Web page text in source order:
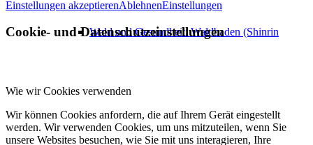
Wald und Gesundheit: Waldbaden (Shinrin
Einstellungen akzeptierenAblehnenEinstellungen
Cookie- und Datenschutzeinstellungen
Wie wir Cookies verwenden
Wir können Cookies anfordern, die auf Ihrem Gerät eingestellt
werden. Wir verwenden Cookies, um uns mitzuteilen, wenn Sie
unsere Websites besuchen, wie Sie mit uns interagieren, Ihre